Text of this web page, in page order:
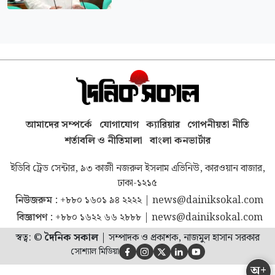
অ+
আমাদের সম্পর্কে যোগাযোগ ক্যারিয়ার গোপনীয়তা নীতি
শর্তাবলি ও নীতিমালা বাংলা কনভার্টার
ইডিবি ট্রেড সেন্টার, ৯৩ কাজী নজরুল ইসলাম এভিনিউ, কারওয়ান বাজার,
ঢাকা-১২১৫
নিউজরুম : +৮৮০ ১৬০১ ৯৪ ২২২২| news@dainiksokal.com
বিজ্ঞাপণ : +৮৮০ ১৬২২ ৬৬ ২৮৮৮| news@dainiksokal.com
স্বত্ব: ©দৈনিক সকাল| সম্পাদক ও প্রকাশক, নাজমুল হাসান সরকার
সোশ্যাল মিডিয়া     